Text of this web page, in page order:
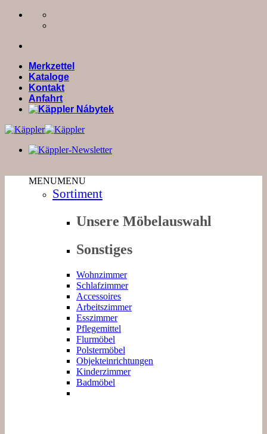
Zum
Merkzettel
Kataloge
Kontakt
Anfahrt
MENUMENU
Sortiment
Unsere Möbelauswahl
Sonstiges
Wohnzimmer
Schlafzimmer
Accessoires
Arbeitszimmer
Esszimmer
Pflegemittel
Flurmöbel
Polstermöbel
Objekteinrichtungen
Kinderzimmer
Badmöbel